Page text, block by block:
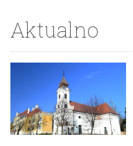
Aktualno